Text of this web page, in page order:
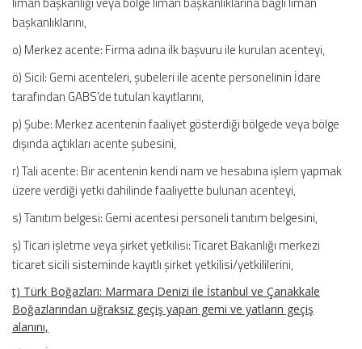
başkanlıklarını,
o) Merkez acente: Firma adına ilk başvuru ile kurulan acenteyi,
ö) Sicil: Gemi acenteleri, şubeleri ile acente personelinin İdare
tarafından GABS’de tutulan kayıtlarını,
p) Şube: Merkez acentenin faaliyet gösterdiği bölgede veya bölge
dışında açtıkları acente şubesini,
r) Tali acente: Bir acentenin kendi nam ve hesabına işlem yapmak
üzere verdiği yetki dahilinde faaliyette bulunan acenteyi,
s) Tanıtım belgesi: Gemi acentesi personeli tanıtım belgesini,
ş) Ticari işletme veya şirket yetkilisi: Ticaret Bakanlığı merkezi
ticaret sicili sisteminde kayıtlı şirket yetkilisi/yetkililerini,
t) Türk Boğazları: Marmara Denizi ile İstanbul ve Çanakkale
Boğazlarından uğraksız geçiş yapan gemi ve yatların geçiş
alanını,